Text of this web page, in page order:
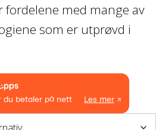
fordelene med mange av
som er utprøvd i